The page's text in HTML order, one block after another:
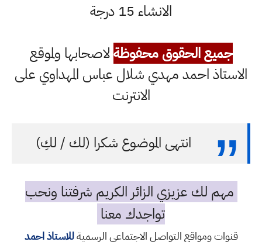
الانشاء 15 درجة
جميع الحقوق محفوظةلاصحابها ولموقع
الاستاذ احمد مهدي شلال عباس المهداوي على
الانترنت
انتهى الموضوع شكرا (لك / لكِ)
مهم لك عزيزي الزائر الكريم شرفتنا ونحب
تواجدك معنا
قنوات ومواقع التواصل الاجتماعي الرسميةللاستاذ احمد